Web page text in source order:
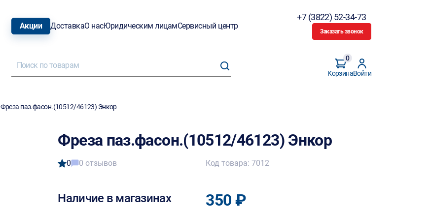
Акции ДоставкаО насЮридическим лицамСервисный центр
+7 (3822) 52-34-73
Заказать звонок
Корзина
0
Войти
Фреза паз.фасон.(10512/46123) Энкор
Фреза паз.фасон.(10512/46123) Энкор
0 0 отзывов
Наличие в магазинах
Код товара: 7012
350 ₽